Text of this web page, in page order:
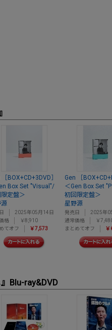
［BOX+CD+3DVD］
Box Set "Visual"/
定盤＞
2025年05月14日
格
￥8,910
てオフ
￥7,573
Gen ［
＜Gen Box Set
初回限定盤＞
星野源
発売日
2025年
通常価格
￥
まとめてオフ
￥
Blu-ray&DVD